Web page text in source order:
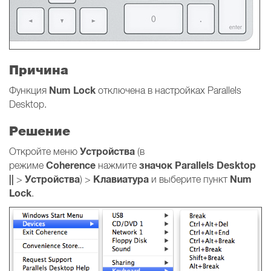
Причина
Функция Num Lock отключена в настройках Parallels
Desktop.
Решение
Откройте меню Устройства (в
режиме Coherence нажмите значок Parallels Desktop
> Устройства) > Клавиатура и выберите пункт Num
Lock.